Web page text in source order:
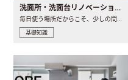
洗面所・洗面台リノベーションの事例と間取りアイデア
毎日使う場所だからこそ、少しの間取りの工夫や素材の選び方で..
基礎知識